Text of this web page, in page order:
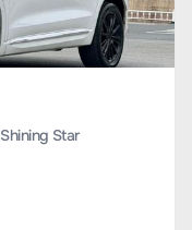
Star